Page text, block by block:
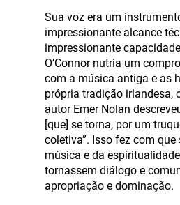
Sua voz era um
impressionante alcance
impressionante
O’Connor nutria um
com a música antiga e as
própria tradição irlandesa,
autor Emer Nolan
[que] se torna, por um
coletiva”. Isso fez com
música e da
tornassem diálogo e
apropriação e dominação.